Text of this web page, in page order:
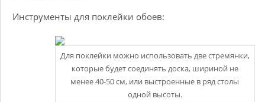
Инструменты для поклейки обоев:
Для поклейки можно использовать две стремянки,
которые будет соединять доска, шириной не
менее 40-50 см, или выстроенные в ряд столы
одной высоты.